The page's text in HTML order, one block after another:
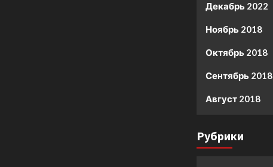
Декабрь 2022
Ноябрь 2018
Октябрь 2018
Сентябрь 2018
Август 2018
Рубрики